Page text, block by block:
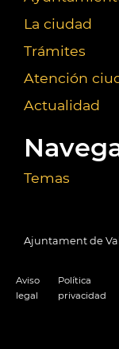
La ciudad
Trámites
Atención
Actualidad
Temas
Ajuntament de
Aviso
legal
Política
privacidad